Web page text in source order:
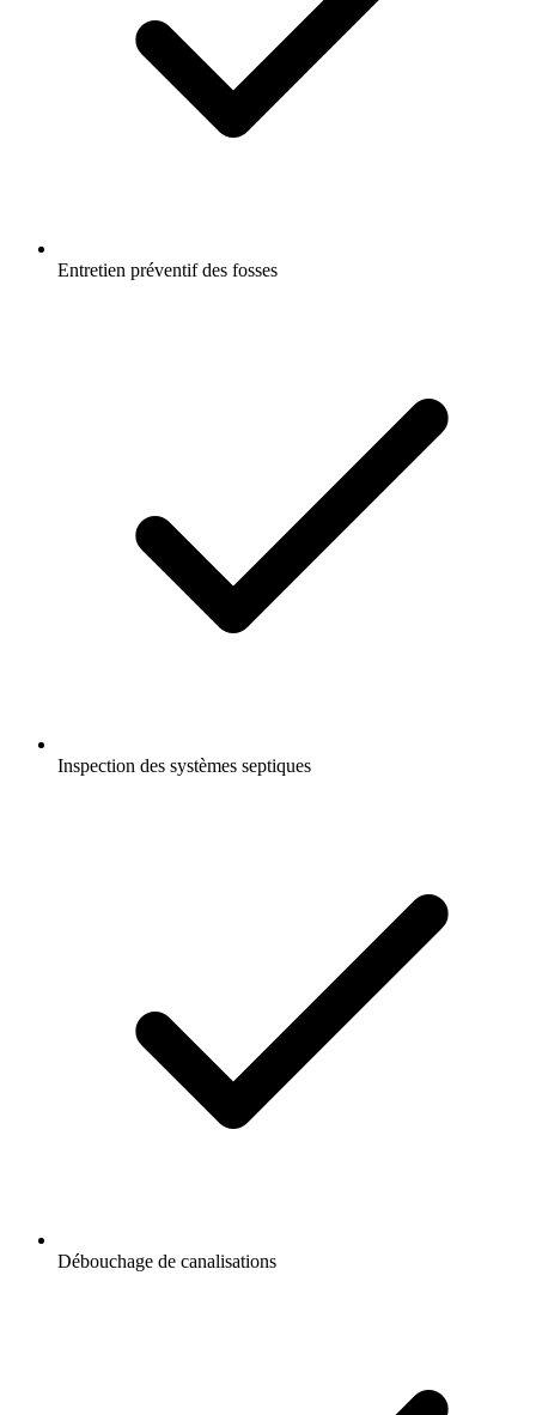
Entretien préventif des fosses
Inspection des systèmes septiques
Débouchage de canalisations